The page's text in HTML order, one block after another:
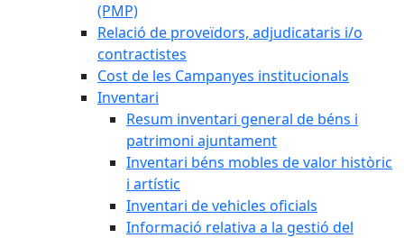
(PMP)
Relació de proveïdors, adjudicataris i/o
contractistes
Cost de les Campanyes institucionals
Inventari
Resum inventari general de béns i
patrimoni ajuntament
Inventari béns mobles de valor històric
i artístic
Inventari de vehicles oficials
Informació relativa a la gestió del